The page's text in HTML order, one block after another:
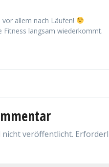
allem nach Läufen!
Fitness langsam wiederkommt.
nicht veröffentlicht.